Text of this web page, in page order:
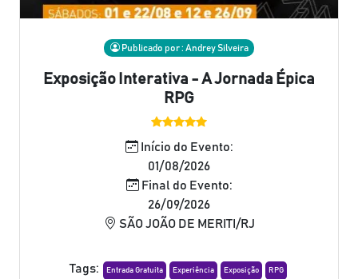
Publicado por : Andrey Silveira
Exposição Interativa - A Jornada Épica
RPG
Início do Evento:
01/08/2026
Final do Evento:
26/09/2026
SÃO JOÃO DE MERITI/RJ
Tags: Entrada Gratuita Experiência Exposição RPG